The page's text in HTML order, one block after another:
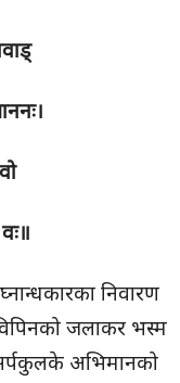
निवारण
जलाकर भस्म
अभिमानको